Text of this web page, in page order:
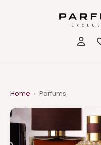
Home › Parfums